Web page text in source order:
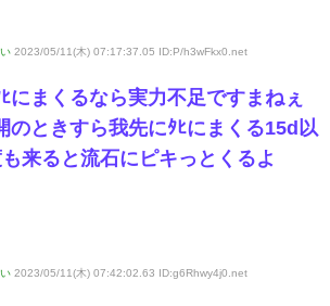
2023/05/11(木) 07:17:37.05 ID:P/h3wFkx0 .net
にまくるなら実力不足ですまねぇ
のときすら我先にﾀﾋにまくる15d以
も来ると流石にピキっとくるよ
2023/05/11(木) 07:42:02.63 ID:g6Rhwy4j0 .net